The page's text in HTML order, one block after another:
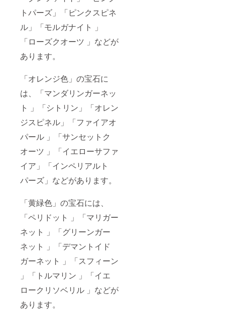
トパーズ」「ピンクスピネ
ル」「モルガナイト 」
「ローズクオーツ 」などが
あります。
「オレンジ色」の宝石に
は、「マンダリンガーネッ
ト 」「シトリン」「オレン
ジスピネル」「ファイアオ
パール 」「サンセットク
オーツ 」「イエローサファ
イア」「インペリアルト
パーズ」などがあります。
「黄緑色」の宝石には、
「ペリドット 」「マリガー
ネット 」「グリーンガー
ネット 」「デマントイド
ガーネット 」「スフィーン
」「トルマリン 」「イエ
ロークリソベリル 」などが
あります。